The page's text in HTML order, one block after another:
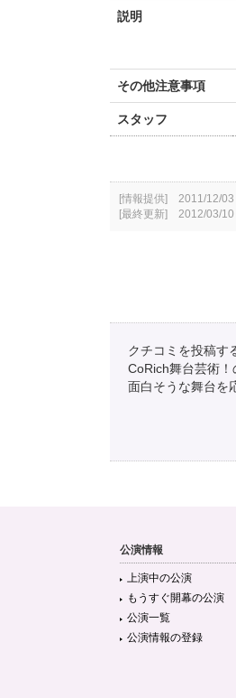
説明
その他注意事項
スタッフ
[情報提供] 2011/12/03
[最終更新] 2012/03/10
クチコミを投稿す
CoRich舞台芸術！
面白そうな舞台を
公演情報
上演中の公演
もうすぐ開幕の公演
公演一覧
公演情報の登録